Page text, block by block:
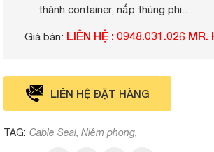
thành container, nắp thùng phi..
Giá bán: LIÊN HỆ : 0948.031.026 MR.
LIÊN HỆ ĐẶT HÀNG
TAG: Cable Seal Niêm phong